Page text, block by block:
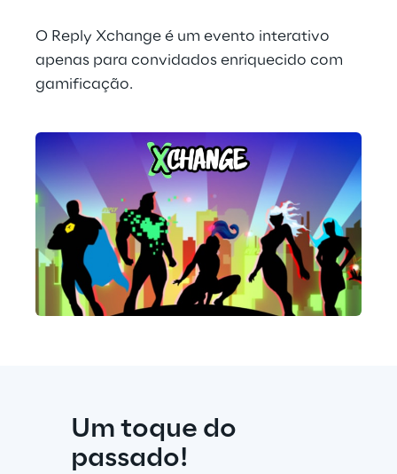
O Reply Xchange é um evento interativo
apenas para convidados enriquecido com
gamificação.
Um toque do
passado!